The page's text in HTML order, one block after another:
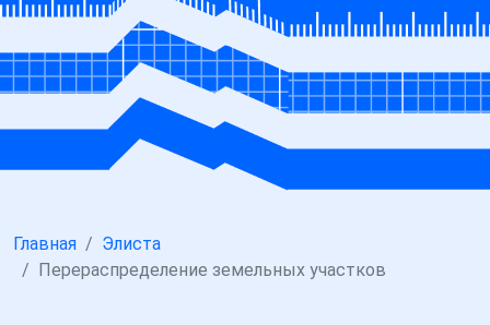
Главная
Элиста
Перераспределение земельных участков